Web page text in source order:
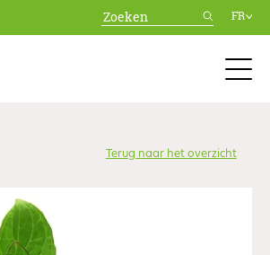
FR
Terug naar het overzicht